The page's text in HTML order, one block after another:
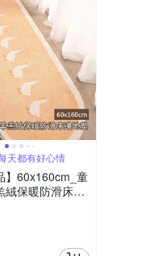
天都有好心情
】60x160cm_童
絨保暖防滑床邊
室吸水腳踏墊
地墊)